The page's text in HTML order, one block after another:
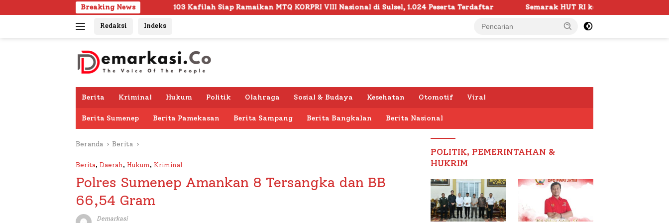
ke
Breaking News
103 Kafilah Siap Ramaikan MTQ KORPRI VIII Nasional di Sulsel, 1.024 Peserta Terdaftar Semarak HUT RI ke -81 di Sumenep Dimulai, Bupati Fauzi
Redaksi Indeks
Berita Kriminal Hukum Politik Olahraga Sosial & Budaya Kesehatan Otomotif Viral
Berita Sumenep Berita Pamekasan Berita Sampang Berita Bangkalan Berita Nasional
Beranda Berita
Berita, Daerah, Hukum, Kriminal
Polres Sumenep Amankan 8 Tersangka dan BB
66,54 Gram
Demarkasi
POLITIK, PEMERINTAHAN &
HUKRIM